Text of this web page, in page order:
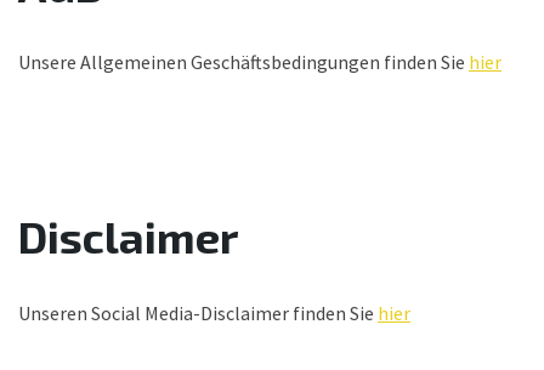
Unsere Allgemeinen Geschäftsbedingungen finden Sie hier
Disclaimer
Unseren Social Media-Disclaimer finden Sie hier